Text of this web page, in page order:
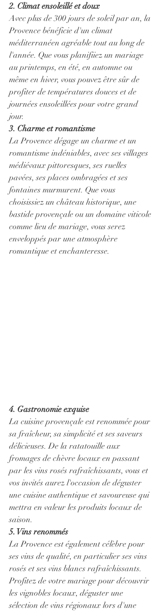
2. Climat ensoleillé et doux
Avec plus de 300 jours de soleil par an, la
Provence bénéficie d'un climat
méditerranéen agréable tout au long de
l'année. Que vous planifiiez un mariage
au printemps, en été, en automne ou
même en hiver, vous pouvez être sûr de
profiter de températures douces et de
journées ensoleillées pour votre grand
jour.
3. Charme et romantisme
La Provence dégage un charme et un
romantisme indéniables, avec ses villages
médiévaux pittoresques, ses ruelles
pavées, ses places ombragées et ses
fontaines murmurent. Que vous
choisissiez un château historique, une
bastide provençale ou un domaine viticole
comme lieu de mariage, vous serez
enveloppés par une atmosphère
romantique et enchanteresse.
4. Gastronomie exquise
La cuisine provençale est renommée pour
sa fraîcheur, sa simplicité et ses saveurs
délicieuses. De la ratatouille aux
fromages de chèvre locaux en passant
par les vins rosés rafraîchissants, vous et
vos invités aurez l'occasion de déguster
une cuisine authentique et savoureuse qui
mettra en valeur les produits locaux de
saison.
5. Vins renommés
La Provence est également célèbre pour
ses vins de qualité, en particulier ses vins
rosés et ses vins blancs rafraîchissants.
Profitez de votre mariage pour découvrir
les vignobles locaux, déguster une
sélection de vins régionaux lors d'une